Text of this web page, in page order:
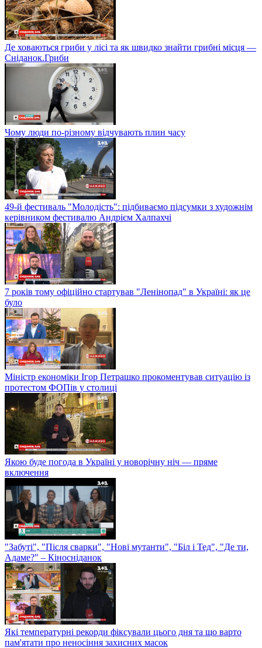
Де ховаються гриби у лісі та як швидко знайти грибні місця —
Сніданок.Гриби
Чому люди по-різному відчувають плин часу
49-й фестиваль "Молодість": підбиваємо підсумки з художнім
керівником фестивалю Андрієм Халпахчі
7 років тому офіційно стартував "Ленінопад" в Україні: як це
було
Міністр економіки Ігор Петрашко прокоментував ситуацію із
протестом ФОПів у столиці
Якою буде погода в Україні у новорічну ніч — пряме
включення
"Забуті", "Після сварки", "Нові мутанти", "Біл і Тед", "Де ти,
Адаме?" – Кіносніданок
Які температурні рекорди фіксували цього дня та що варто
пам'ятати про неносіння захисних масок